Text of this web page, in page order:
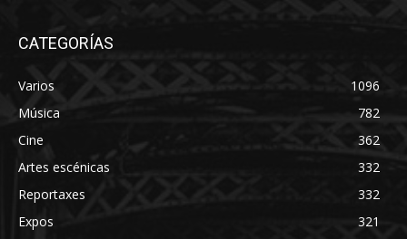
CATEGORÍAS
Varios
1096
Música
782
Cine
362
Artes escénicas
332
Reportaxes
332
Expos
321